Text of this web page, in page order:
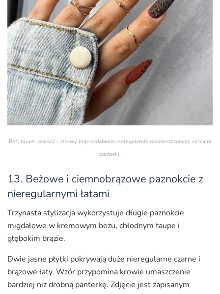
Beż, taupe, szarość i rdzawy brąz ozdobiono nieregularnie rozmieszczonymi cętkami
panterki.
13. Beżowe i ciemnobrązowe paznokcie z
nieregularnymi łatami
Trzynasta stylizacja wykorzystuje długie paznokcie
migdałowe w kremowym beżu, chłodnym taupe i
głębokim brązie.
Dwie jasne płytki pokrywają duże nieregularne czarne i
brązowe łaty. Wzór przypomina krowie umaszczenie
bardziej niż drobną panterkę. Zdjęcie jest zapisanym